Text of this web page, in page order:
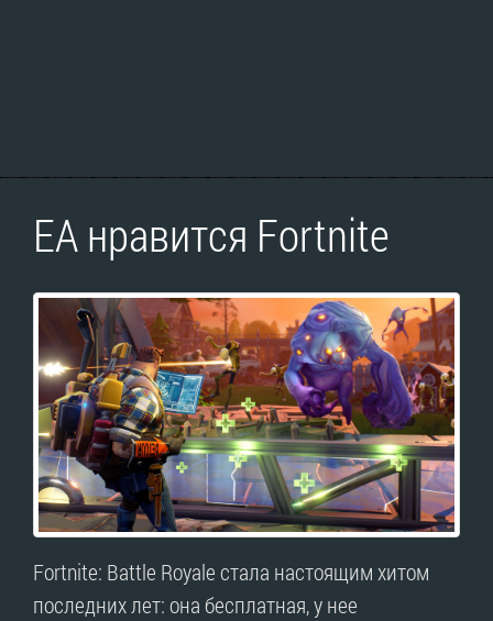
EA нравится Fortnite
Fortnite: Battle Royale стала настоящим хитом
последних лет: она бесплатная, у нее